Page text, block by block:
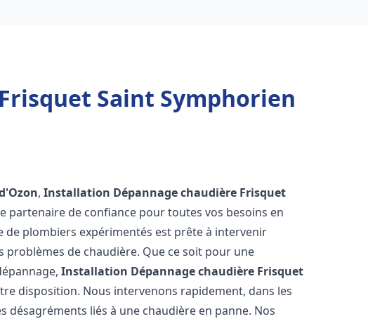
Saint Symphorien
,Installation Dépannage chaudière Frisquet
partenaire de confiance pour toutes vos besoins en
de plombiers expérimentés est prête à intervenir
de chaudière. Que ce soit pour une
Installation Dépannage chaudière Frisquet
disposition. Nous intervenons rapidement, dans les
désagréments liés à une chaudière en panne. Nos